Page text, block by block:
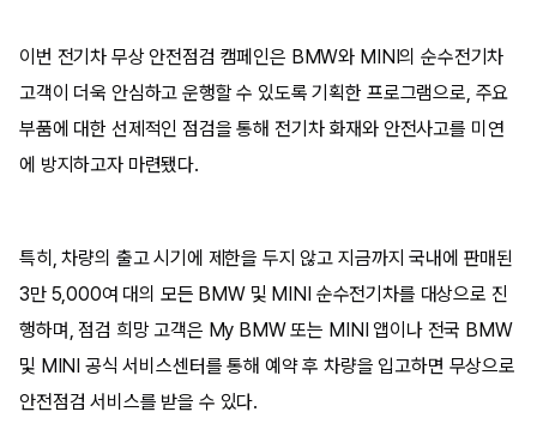
이번 전기차 무상 안전점검 캠페인은 BMW와 MINI의 순수전기차
고객이 더욱 안심하고 운행할 수 있도록 기획한 프로그램으로, 주요
부품에 대한 선제적인 점검을 통해 전기차 화재와 안전사고를 미연
에 방지하고자 마련됐다.
특히, 차량의 출고 시기에 제한을 두지 않고 지금까지 국내에 판매된
3만 5,000여 대의 모든 BMW 및 MINI 순수전기차를 대상으로 진
행하며, 점검 희망 고객은 My BMW 또는 MINI 앱이나 전국 BMW
및 MINI 공식 서비스센터를 통해 예약 후 차량을 입고하면 무상으로
안전점검 서비스를 받을 수 있다.